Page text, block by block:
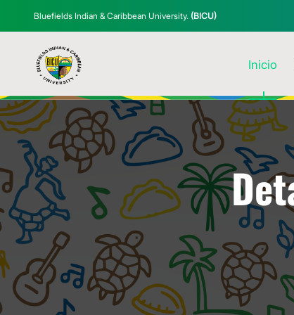
Bluefields Indian & Caribbean University. (BICU)
Inicio